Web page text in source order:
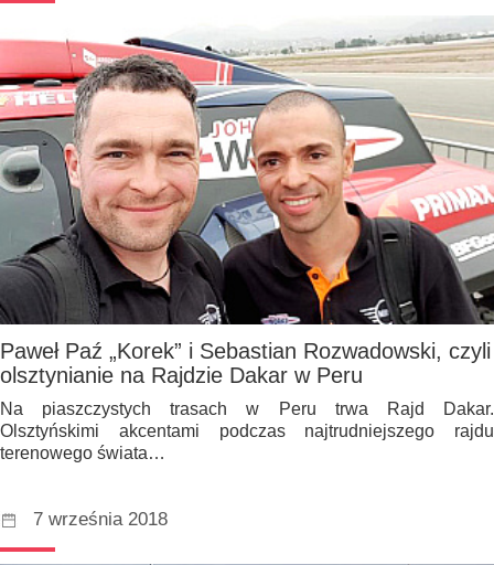
Paweł Paź „Korek” i Sebastian Rozwadowski, czyli
olsztynianie na Rajdzie Dakar w Peru
Na piaszczystych trasach w Peru trwa Rajd Dakar.
Olsztyńskimi akcentami podczas najtrudniejszego rajdu
terenowego świata…
7 września 2018